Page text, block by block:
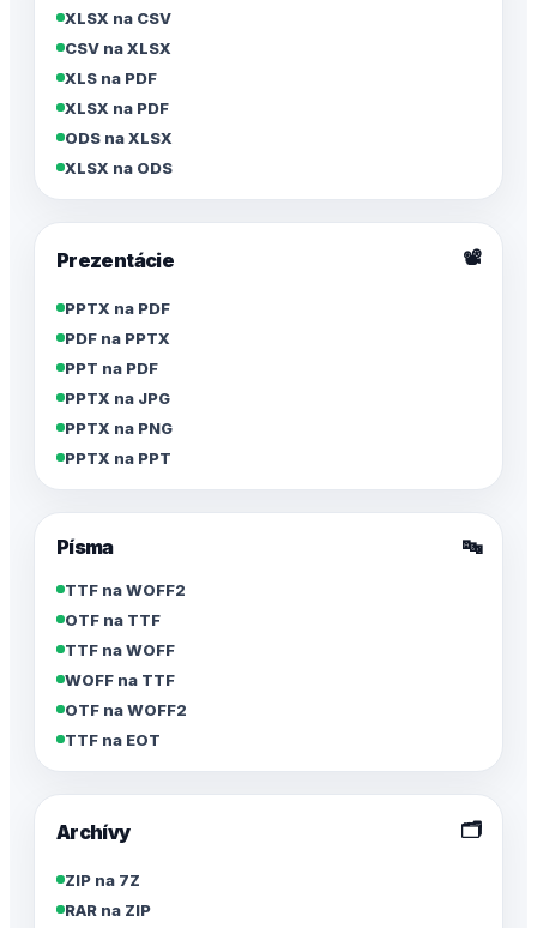
XLSX na CSV
CSV na XLSX
XLS na PDF
XLSX na PDF
ODS na XLSX
XLSX na ODS
Prezentácie 📽️
PPTX na PDF
PDF na PPTX
PPT na PDF
PPTX na JPG
PPTX na PNG
PPTX na PPT
Písma 🔤
TTF na WOFF2
OTF na TTF
TTF na WOFF
WOFF na TTF
OTF na WOFF2
TTF na EOT
Archívy 🗂️
ZIP na 7Z
RAR na ZIP